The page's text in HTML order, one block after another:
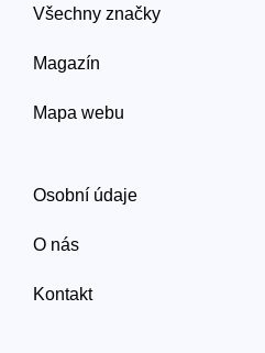
Všechny značky
Magazín
Mapa webu
Osobní údaje
O nás
Kontakt